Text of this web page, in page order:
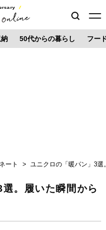
50代からの暮らし フー
ート ユニクロの「暖パン」3
。履いた瞬間から